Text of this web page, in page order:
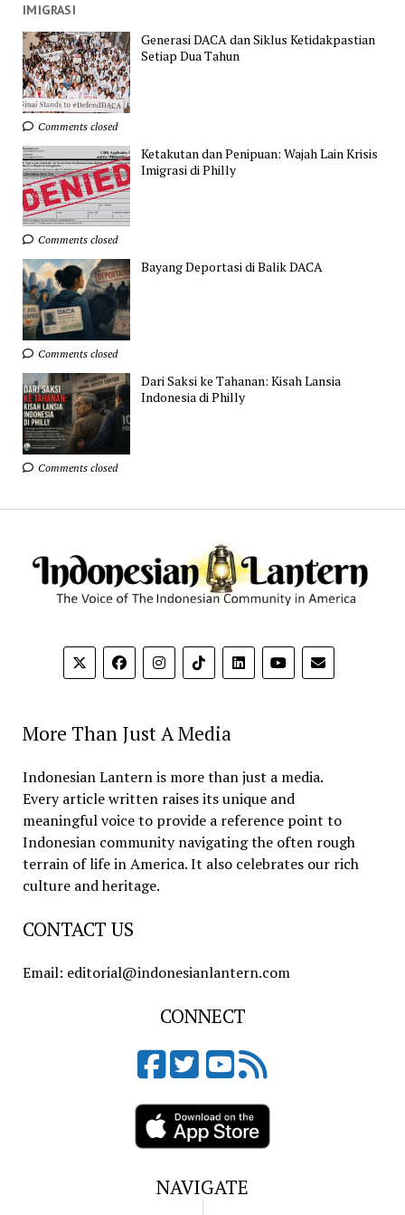
IMIGRASI
Generasi DACA dan Siklus Ketidakpastian
Setiap Dua Tahun
Comments closed
Ketakutan dan Penipuan: Wajah Lain Krisis
Imigrasi di Philly
Comments closed
Bayang Deportasi di Balik DACA
Comments closed
Dari Saksi ke Tahanan: Kisah Lansia
Indonesia di Philly
Comments closed
More Than Just A Media
Indonesian Lantern is more than just a media.
Every article written raises its unique and
meaningful voice to provide a reference point to
Indonesian community navigating the often rough
terrain of life in America. It also celebrates our rich
culture and heritage.
CONTACT US
Email: editorial@indonesianlantern.com
CONNECT
NAVIGATE